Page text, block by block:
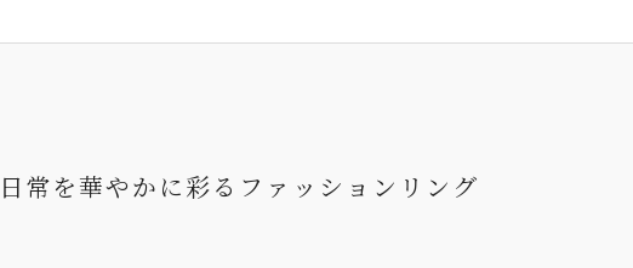
日常を華やかに彩る ファッションリング